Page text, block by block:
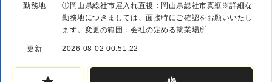
勤務地
①岡山県総社市雇入れ直後：岡山県総社市真壁※詳細な
勤務地につきましては、面接時にご確認をお願いいたし
ます。変更の範囲：会社の定める就業場所
更新 2026-08-02 00:51:22